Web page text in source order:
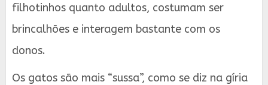
filhotinhos quanto adultos, costumam ser
brincalhões e interagem bastante com os
donos.
Os gatos são mais “sussa”, como se diz na gíria